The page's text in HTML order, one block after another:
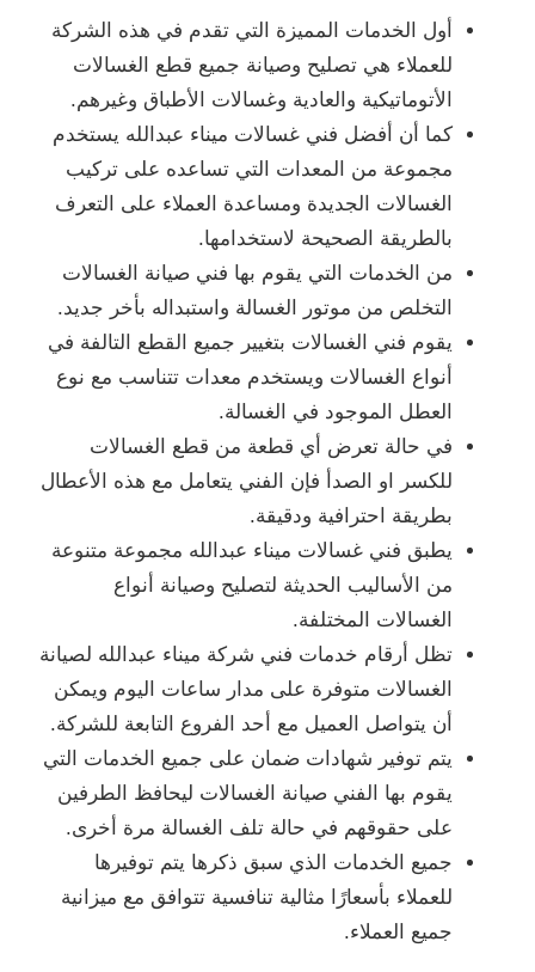
أول الخدمات المميزة التي تقدم في هذه الشركة
للعملاء هي تصليح وصيانة جميع قطع الغسالات
الأتوماتيكية والعادية وغسالات الأطباق وغيرهم.
كما أن أفضل فني غسالات ميناء عبدالله يستخدم
مجموعة من المعدات التي تساعده على تركيب
الغسالات الجديدة ومساعدة العملاء على التعرف
بالطريقة الصحيحة لاستخدامها.
من الخدمات التي يقوم بها فني صيانة الغسالات
التخلص من موتور الغسالة واستبداله بأخر جديد.
يقوم فني الغسالات بتغيير جميع القطع التالفة في
أنواع الغسالات ويستخدم معدات تتناسب مع نوع
العطل الموجود في الغسالة.
في حالة تعرض أي قطعة من قطع الغسالات
للكسر او الصدأ فإن الفني يتعامل مع هذه الأعطال
بطريقة احترافية ودقيقة.
يطبق فني غسالات ميناء عبدالله مجموعة متنوعة
من الأساليب الحديثة لتصليح وصيانة أنواع
الغسالات المختلفة.
تظل أرقام خدمات فني شركة ميناء عبدالله لصيانة
الغسالات متوفرة على مدار ساعات اليوم ويمكن
أن يتواصل العميل مع أحد الفروع التابعة للشركة.
يتم توفير شهادات ضمان على جميع الخدمات التي
يقوم بها الفني صيانة الغسالات ليحافظ الطرفين
على حقوقهم في حالة تلف الغسالة مرة أخرى.
جميع الخدمات الذي سبق ذكرها يتم توفيرها
للعملاء بأسعارًا مثالية تنافسية تتوافق مع ميزانية
جميع العملاء.